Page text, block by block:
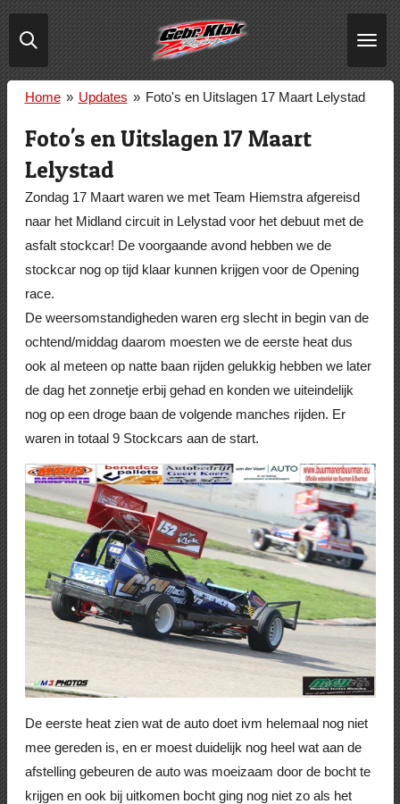
direct
naar
Home » Updates » Foto's en Uitslagen 17 Maart Lelystad
Foto's en Uitslagen 17 Maart
Lelystad
Zondag 17 Maart waren we met Team Hiemstra afgereisd
naar het Midland circuit in Lelystad voor het debuut met de
asfalt stockcar! De voorgaande avond hebben we de
stockcar nog op tijd klaar kunnen krijgen voor de Opening
race.
De weersomstandigheden waren erg slecht in begin van de
ochtend/middag daarom moesten we de eerste heat dus
ook al meteen op natte baan rijden gelukkig hebben we later
de dag het zonnetje erbij gehad en konden we uiteindelijk
nog op een droge baan de volgende manches rijden. Er
waren in totaal 9 Stockcars aan de start.
De eerste heat zien wat de auto doet ivm helemaal nog niet
mee gereden is, en er moest duidelijk nog heel wat aan de
afstelling gebeuren de auto was moeizaam door de bocht te
krijgen en ook bij uitkomen bocht ging nog niet zo als het